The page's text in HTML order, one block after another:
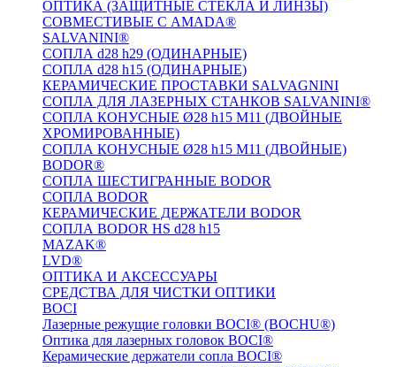
ОПТИКА (ЗАЩИТНЫЕ СТЕКЛА И ЛИНЗЫ)
СОВМЕСТИВЫЕ С AMADA®
SALVANINI®
СОПЛА d28 h29 (ОДИНАРНЫЕ)
СОПЛА d28 h15 (ОДИНАРНЫЕ)
КЕРАМИЧЕСКИЕ ПРОСТАВКИ SALVAGNINI
СОПЛА ДЛЯ ЛАЗЕРНЫХ СТАНКОВ SALVANINI®
СОПЛА КОНУСНЫЕ Ø28 h15 M11 (ДВОЙНЫЕ
ХРОМИРОВАННЫЕ)
СОПЛА КОНУСНЫЕ Ø28 h15 M11 (ДВОЙНЫЕ)
BODOR®
СОПЛА ШЕСТИГРАННЫЕ BODOR
СОПЛА BODOR
КЕРАМИЧЕСКИЕ ДЕРЖАТЕЛИ BODOR
СОПЛА BODOR HS d28 h15
MAZAK®
LVD®
ОПТИКА И АКСЕССУАРЫ
СРЕДСТВА ДЛЯ ЧИСТКИ ОПТИКИ
BOCI
Лазерные режущие головки BOCI® (BOCHU®)
Оптика для лазерных головок BOCI®
Керамические держатели сопла BOCI®